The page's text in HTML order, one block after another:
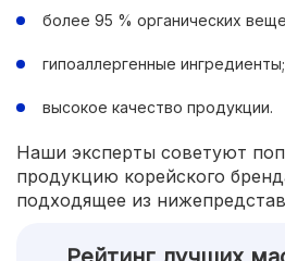
более 95 % органических
гипоаллергенные ингредиенты;
высокое качество продукции.
Наши эксперты советуют
продукцию корейского
подходящее из